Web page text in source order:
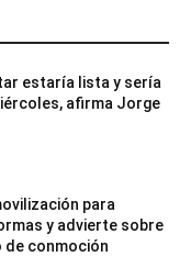
estaría lista y sería
afirma Jorge
para
y advierte sobre
de conmoción